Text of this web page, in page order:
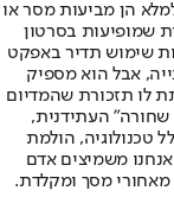
הן מביעות מסר או
שמופיעות בסרטון
שימוש תדיר באפקט
אבל הוא מספיק
לו תזכורת שהמדיום
שחורה" העתידנית,
טכנולוגיה, הולמת
משמיצים אדם
מסך ומקלדת.